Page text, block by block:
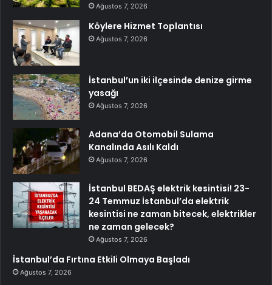
Ağustos 7, 2026
Köylere Hizmet Toplantısı
Ağustos 7, 2026
İstanbul’un iki ilçesinde denize girme
yasağı
Ağustos 7, 2026
Adana’da Otomobil Sulama
Kanalında Asılı Kaldı
Ağustos 7, 2026
İstanbul BEDAŞ elektrik kesintisi! 23-
24 Temmuz İstanbul’da elektrik
kesintisi ne zaman bitecek, elektrikler
ne zaman gelecek?
Ağustos 7, 2026
İstanbul’da Fırtına Etkili Olmaya Başladı
Ağustos 7, 2026